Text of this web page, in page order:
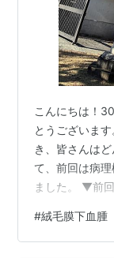
こんにちは！
とうございま
き、皆さんは
て、前回は病
ました。 ▼前
ンスタにまと
#絨毛膜下血腫